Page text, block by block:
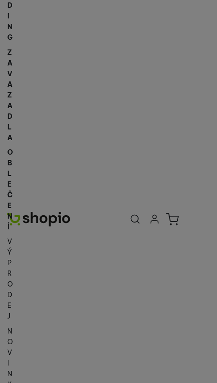
Uživatelská
Přihlásit se
Košík
D
N
G
Z
A
V
A
Z
A
D
L
A
O
B
L
E
Č
E
N
Í
V
Ý
P
R
O
D
E
J
N
O
V
I
N